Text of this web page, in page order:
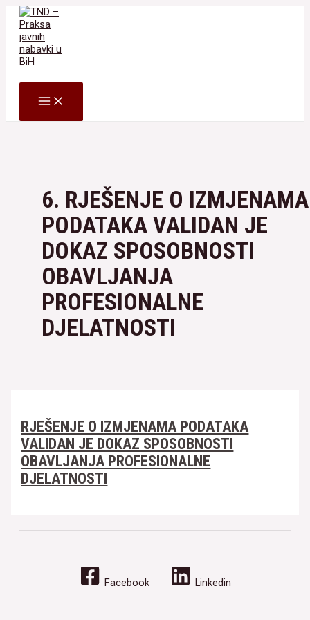
Skip
content
MAIN
MENU
6. RJEŠENJE O IZMJENAMA
PODATAKA VALIDAN JE
DOKAZ SPOSOBNOSTI
OBAVLJANJA
PROFESIONALNE
DJELATNOSTI
RJEŠENJE O IZMJENAMA PODATAKA
VALIDAN JE DOKAZ SPOSOBNOSTI
OBAVLJANJA PROFESIONALNE
DJELATNOSTI
Facebook Linkedin